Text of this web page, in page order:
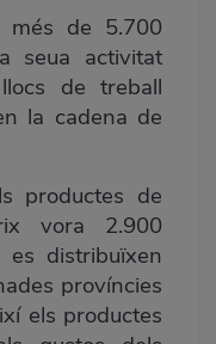
més de 5.700
seua activitat
de treball
la cadena de
productes de
vora 2.900
es distribuïxen
províncies
els productes